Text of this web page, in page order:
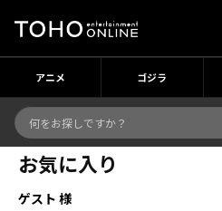
アニメ ゴジラ
お気に入り
ゲスト 様